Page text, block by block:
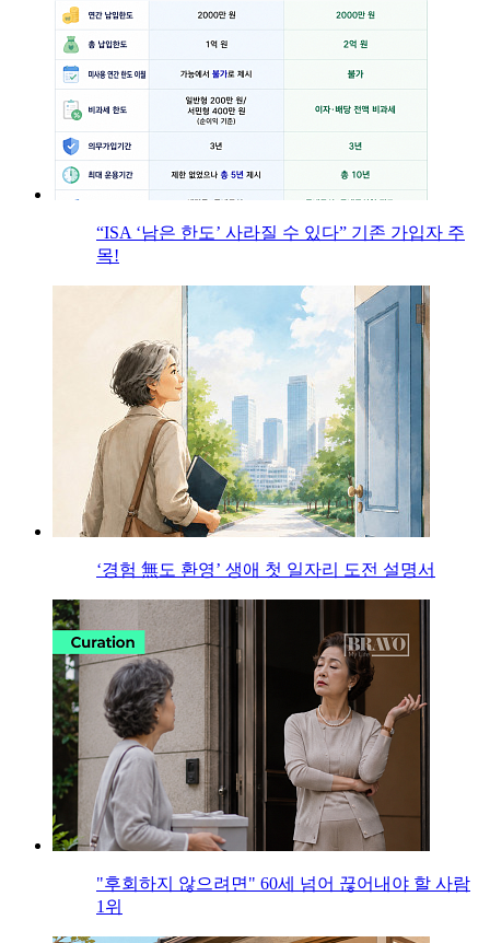
“ISA ‘남은 한도’ 사라질 수 있다” 기존 가입자 주
목!
‘경험 無도 환영’ 생애 첫 일자리 도전 설명서
"후회하지 않으려면" 60세 넘어 끊어내야 할 사람
1위